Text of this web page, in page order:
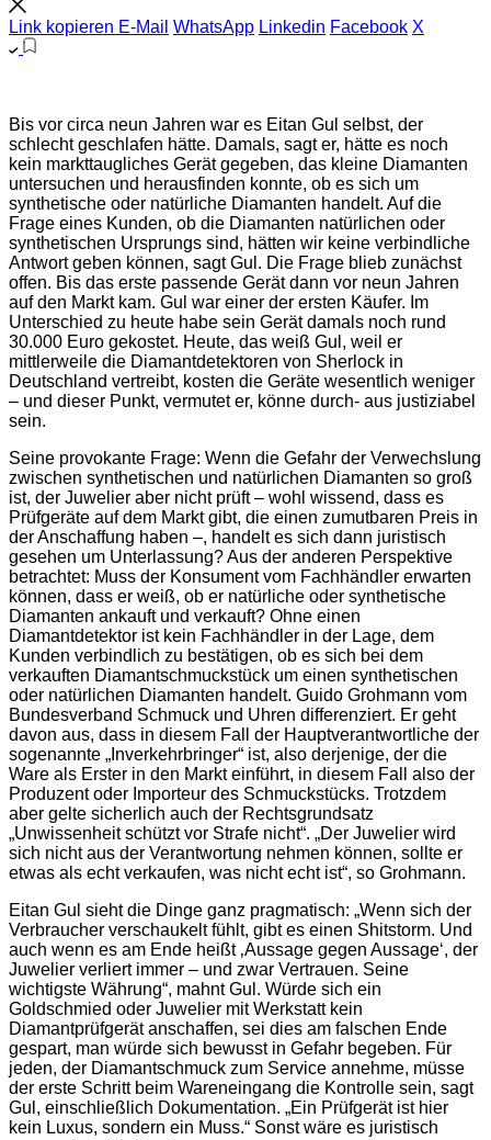
Link kopieren E-Mail WhatsApp Linkedin Facebook X
Bis vor circa neun Jahren war es Eitan Gul selbst, der
schlecht geschlafen hätte. Damals, sagt er, hätte es noch
kein markttaugliches Gerät gegeben, das kleine Diamanten
untersuchen und herausfinden konnte, ob es sich um
synthetische oder natürliche Diamanten handelt. Auf die
Frage eines Kunden, ob die Diamanten natürlichen oder
synthetischen Ursprungs sind, hätten wir keine verbindliche
Antwort geben können, sagt Gul. Die Frage blieb zunächst
offen. Bis das erste passende Gerät dann vor neun Jahren
auf den Markt kam. Gul war einer der ersten Käufer. Im
Unterschied zu heute habe sein Gerät damals noch rund
30.000 Euro gekostet. Heute, das weiß Gul, weil er
mittlerweile die Diamantdetektoren von Sherlock in
Deutschland vertreibt, kosten die Geräte wesentlich weniger
– und dieser Punkt, vermutet er, könne durch- aus justiziabel
sein.
Seine provokante Frage: Wenn die Gefahr der Verwechslung
zwischen synthetischen und natürlichen Diamanten so groß
ist, der Juwelier aber nicht prüft – wohl wissend, dass es
Prüfgeräte auf dem Markt gibt, die einen zumutbaren Preis in
der Anschaffung haben –, handelt es sich dann juristisch
gesehen um Unterlassung? Aus der anderen Perspektive
betrachtet: Muss der Konsument vom Fachhändler erwarten
können, dass er weiß, ob er natürliche oder synthetische
Diamanten ankauft und verkauft? Ohne einen
Diamantdetektor ist kein Fachhändler in der Lage, dem
Kunden verbindlich zu bestätigen, ob es sich bei dem
verkauften Diamantschmuckstück um einen synthetischen
oder natürlichen Diamanten handelt. Guido Grohmann vom
Bundesverband Schmuck und Uhren differenziert. Er geht
davon aus, dass in diesem Fall der Hauptverantwortliche der
sogenannte „Inverkehrbringer“ ist, also derjenige, der die
Ware als Erster in den Markt einführt, in diesem Fall also der
Produzent oder Importeur des Schmuckstücks. Trotzdem
aber gelte sicherlich auch der Rechtsgrundsatz
„Unwissenheit schützt vor Strafe nicht“. „Der Juwelier wird
sich nicht aus der Verantwortung nehmen können, sollte er
etwas als echt verkaufen, was nicht echt ist“, so Grohmann.
Eitan Gul sieht die Dinge ganz pragmatisch: „Wenn sich der
Verbraucher verschaukelt fühlt, gibt es einen Shitstorm. Und
auch wenn es am Ende heißt ‚Aussage gegen Aussage‘, der
Juwelier verliert immer – und zwar Vertrauen. Seine
wichtigste Währung“, mahnt Gul. Würde sich ein
Goldschmied oder Juwelier mit Werkstatt kein
Diamantprüfgerät anschaffen, sei dies am falschen Ende
gespart, man würde sich bewusst in Gefahr begeben. Für
jeden, der Diamantschmuck zum Service annehme, müsse
der erste Schritt beim Wareneingang die Kontrolle sein, sagt
Gul, einschließlich Dokumentation. „Ein Prüfgerät ist hier
kein Luxus, sondern ein Muss.“ Sonst wäre es juristisch